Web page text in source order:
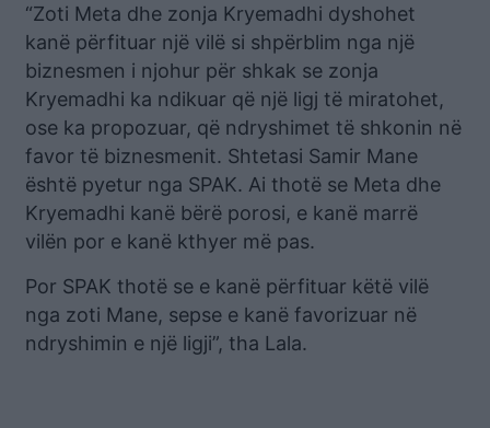
“Zoti Meta dhe zonja Kryemadhi dyshohet
kanë përfituar një vilë si shpërblim nga një
biznesmen i njohur për shkak se zonja
Kryemadhi ka ndikuar që një ligj të miratohet,
ose ka propozuar, që ndryshimet të shkonin në
favor të biznesmenit. Shtetasi Samir Mane
është pyetur nga SPAK. Ai thotë se Meta dhe
Kryemadhi kanë bërë porosi, e kanë marrë
vilën por e kanë kthyer më pas.
Por SPAK thotë se e kanë përfituar këtë vilë
nga zoti Mane, sepse e kanë favorizuar në
ndryshimin e një ligji”, tha Lala.